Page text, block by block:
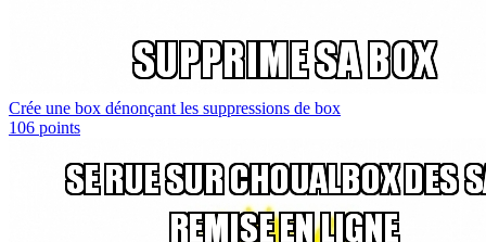
Crée une box dénonçant les suppressions de box
106 points